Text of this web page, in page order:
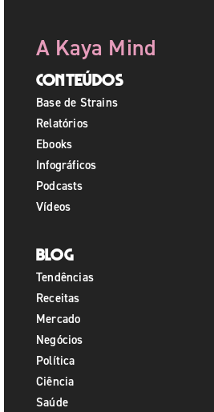
A Kaya Mind
Conteúdos
Base de Strains
Relatórios
Ebooks
Infográficos
Podcasts
Vídeos
Blog
Tendências
Receitas
Mercado
Negócios
Política
Ciência
Saúde